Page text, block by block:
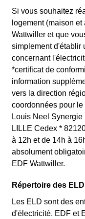
Si vous souhaitez
logement (maison
Wattwiller et que
simplement d'établir
concernant
*certificat de
information
vers la direction
coordonnées pour
Louis Neel
LILLE Cedex *
à 12h et de 14h à
absolument
EDF Wattwiller.
Répertoire des
Les ELD sont des
d'électricité. EDF et